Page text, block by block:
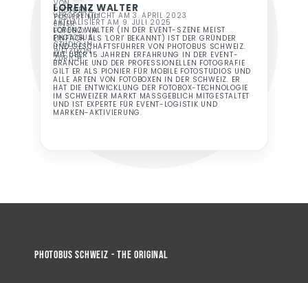
LORENZ WALTER
VERÖFFENTLICHT AM 3. APRIL 2023
AKTUALISIERT AM 9. JULI 2025
LORENZ WALTER (IN DER EVENT-SZENE MEIST
EINFACH ALS 'LORI' BEKANNT) IST DER GRÜNDER
UND GESCHÄFTSFÜHRER VON PHOTOBUS SCHWEIZ.
MIT ÜBER 15 JAHREN ERFAHRUNG IN DER EVENT-
BRANCHE UND DER PROFESSIONELLEN FOTOGRAFIE
GILT ER ALS PIONIER FÜR MOBILE FOTOSTUDIOS UND
ALLE ARTEN VON FOTOBOXEN IN DER SCHWEIZ. ER
HAT DIE ENTWICKLUNG DER FOTOBOX-TECHNOLOGIE
IM SCHWEIZER MARKT MASSGEBLICH MITGESTALTET
UND IST EXPERTE FÜR EVENT-LOGISTIK UND
MARKEN-AKTIVIERUNG.
Photobus Schweiz - The Original